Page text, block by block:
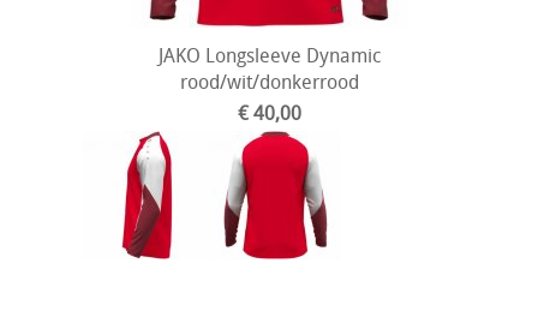
JAKO Longsleeve Dynamic
rood/wit/donkerrood
€ 40,00